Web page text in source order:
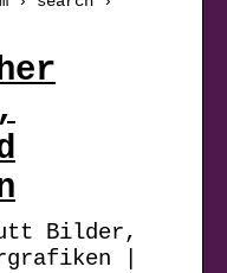
Bilder,
|